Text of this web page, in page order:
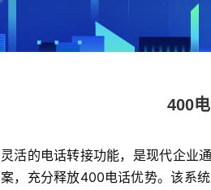
400
灵活的电话转接功能，是现代企业
案，充分释放400电话优势。该系